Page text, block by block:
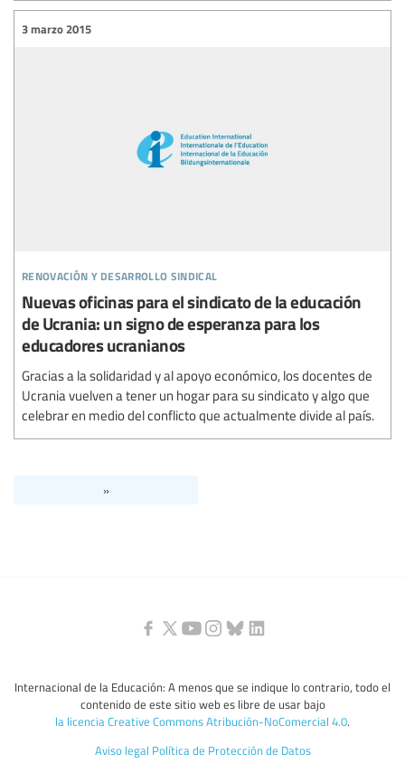
renovación y desarrollo sindical
3 marzo 2015
Nuevas oficinas para el sindicato de la educación
de Ucrania: un signo de esperanza para los
educadores ucranianos
Gracias a la solidaridad y al apoyo económico, los docentes de
Ucrania vuelven a tener un hogar para su sindicato y algo que
celebrar en medio del conflicto que actualmente divide al país.
»
Internacional de la Educación: A menos que se indique lo contrario, todo el
contenido de este sitio web es libre de usar bajo
la licencia Creative Commons Atribución-NoComercial 4.0.
Aviso legal Política de Protección de Datos